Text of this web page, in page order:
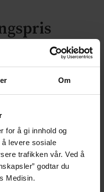
Om
for å gi innhold og
levere sosiale
trafikken vår. Ved å
godtar du
Medisin.
partner i